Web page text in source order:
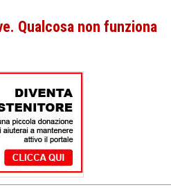
Qualcosa non funziona